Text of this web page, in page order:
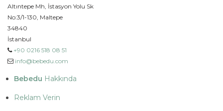
Altıntepe Mh, İstasyon Yolu Sk
No:3/1-130, Maltepe
34840
İstanbul
+90 0216 518 08 51
info@bebedu.com
Bebedu Hakkında
Reklam Verin